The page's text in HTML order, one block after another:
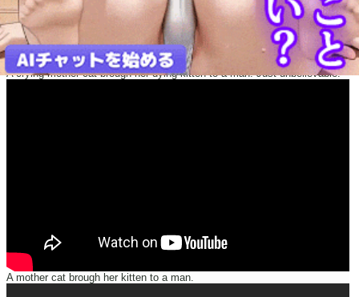
A crying mother cat brough her dying kitten to a man. Just unbelievable!
A mother cat brough her kitten to a man.